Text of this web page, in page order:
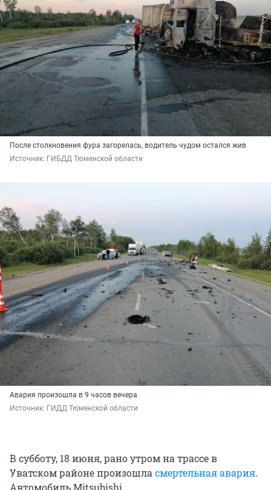
После столкновения фура загорелась, водитель чудом остался жив
Источник: ГИБДД Тюменской области
Авария произошла в 9 часов вечера
Источник: ГИДД Тюменской области
В субботу, 18 июня, рано утром на трассе в
Уватском районе произошла смертельная авария.
Автомобиль Mitsubishi